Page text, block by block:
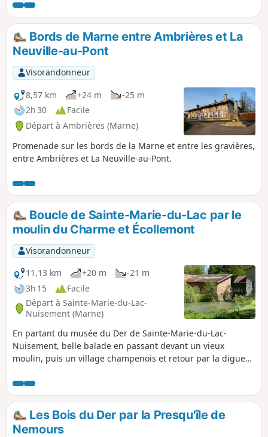
Bords de Marne entre Ambrières et La
Neuville-au-Pont
Visorandonneur
8,57 km
+24 m
-25 m
2h 30
Facile
Départ à Ambrières (Marne)
Promenade sur les bords de la Marne et entre les gravières,
entre Ambrières et La Neuville-au-Pont.
Boucle de Sainte-Marie-du-Lac par le
moulin du Charme et Écollemont
Visorandonneur
11,13 km
+20 m
-21 m
3h 15
Facile
Départ à Sainte-Marie-du-Lac-
Nuisement (Marne)
En partant du musée du Der de Sainte-Marie-du-Lac-
Nuisement, belle balade en passant devant un vieux
moulin, puis un village champenois et retour par la digue
parcours.
Les Bois du Der par la Presqu'île de
Nemours